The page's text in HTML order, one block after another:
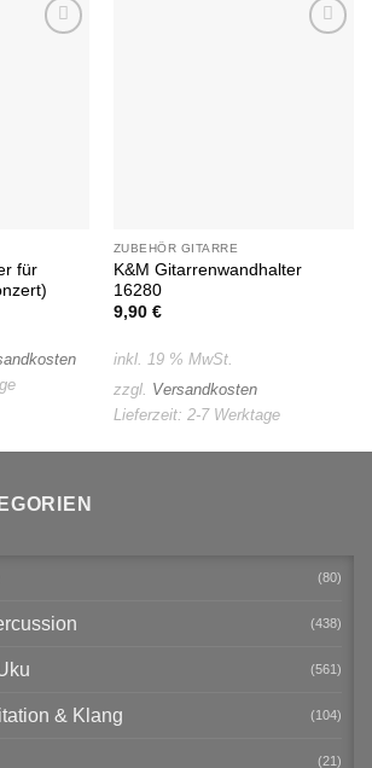
für
ZUBEHÖR GITARRE
K&M Gitarrenwandhalter
16280
9,90 €
inkl. 19 % MwSt.
zzgl. Versandkosten
Lieferzeit: 2-7 Werktage
(80)
(438)
(561)
& Klang (104)
(21)